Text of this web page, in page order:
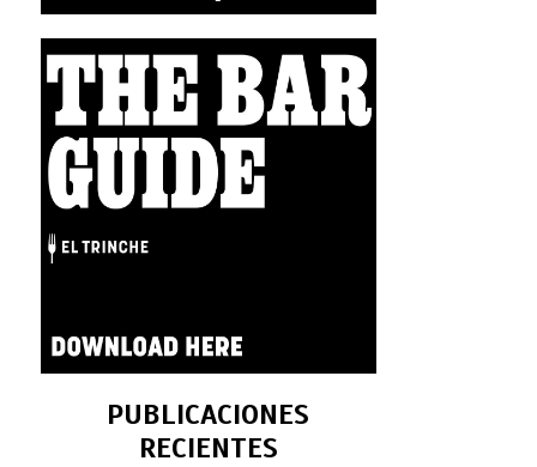
PUBLICACIONES
RECIENTES